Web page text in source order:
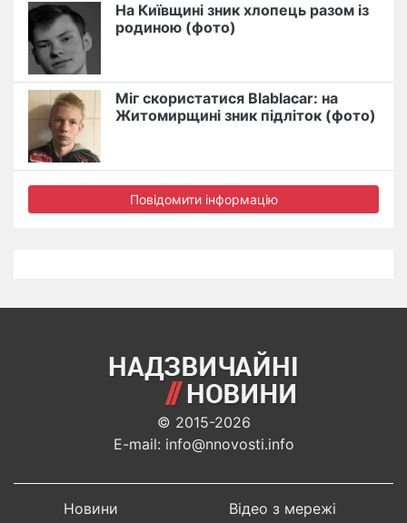
На Київщині зник хлопець разом із
родиною (фото)
Міг скористатися Blablacar: на
Житомирщині зник підліток (фото)
Повідомити інформацію
© 2015-2026
E-mail: info@nnovosti.info
Новини
Відео з мережі